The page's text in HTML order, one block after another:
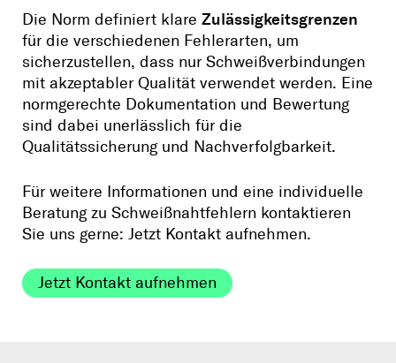
Die Norm definiert klare Zulässigkeitsgrenzen
für die verschiedenen Fehlerarten, um
sicherzustellen, dass nur Schweißverbindungen
mit akzeptabler Qualität verwendet werden. Eine
normgerechte Dokumentation und Bewertung
sind dabei unerlässlich für die
Qualitätssicherung und Nachverfolgbarkeit.
Für weitere Informationen und eine individuelle
Beratung zu Schweißnahtfehlern kontaktieren
Sie uns gerne: Jetzt Kontakt aufnehmen.
Jetzt Kontakt aufnehmen